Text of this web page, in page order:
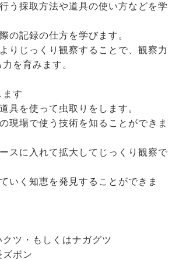
う採取方法や道具の使い方などを学
の記録の仕方を学びます。
りじっくり観察することで、観察力
を育みます。
す
具を使って虫取りをします。
現場で使う技術を知ることができま
スに入れて拡大してじっくり観察で
いく知恵を発見することができま
・もしくはナガグツ
ボン